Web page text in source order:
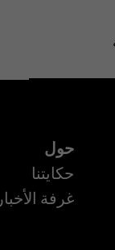
حول
حكايتنا
غرفة الأخبار